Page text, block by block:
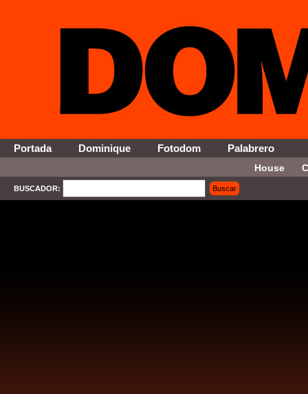
Portada Dominique Fotodom Palabrero
House
BUSCADOR:
Buscar